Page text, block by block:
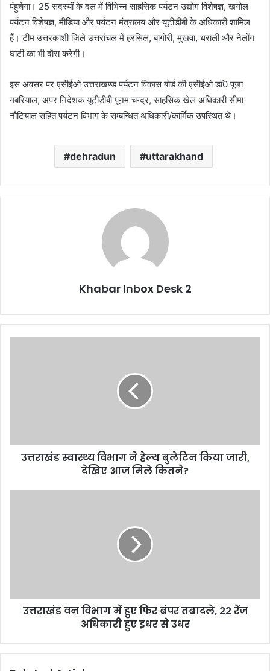
पंहुचेगा। 25 सदस्यों के दल में विभिन्न साहसिक पर्यटन उद्योग विशेषज्ञ, खगोल
पर्यटन विशेषज्ञ, मीडिया और पर्यटन मंत्रालय और यूटीडीबी के अधिकारी शामिल
हैं। टीम उत्तरकाशी जिले उत्तरांचल में हरसिल, बागोरी, मुखवा, धराली और नेलोंग
घाटी का भी दौरा करेगी।
इस अवसर पर एसीईओ उत्तराखण्ड पर्यटन विकास बोर्ड की एसीईओ डाॅ0 पूजा
गबरियाल, अपर निदेशक यूटीडीबी पूनम चन्द्र, साहसिक खेल अधिकारी सीमा
नौटियाल सहित पर्यटन विभाग के सम्बन्धित अधिकारी/कार्मिक उपस्थित थे।
dehradun uttarakhand
Khabar Inbox Desk 2
देखिए
आजउत्तराखंड स्वास्थ्य विभाग ने हेल्थ बुलेटिन किया जारी,
देखिए आज मिले कितने?
22
उत्तराखंड वन विभाग में हुए फिर बंपर तबादले, 22 रेंज
अधिकारी हुए इधर से उधर